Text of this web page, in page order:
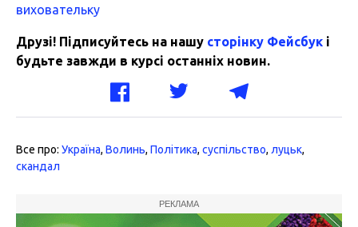
виховательку
Друзі! Підписуйтесь на нашу сторінку Фейсбук і
будьте завжди в курсі останніх новин.
Все про: Україна, Волинь, Політика, суспільство, луцьк,
скандал
РЕКЛАМА